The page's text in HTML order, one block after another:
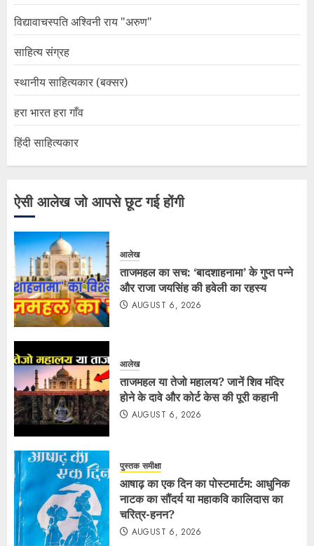
विद्यावाचस्पति अश्विनी राय "अरुण"
साहित्य संग्रह
स्थानीय साहित्यकार (बक्सर)
हरा भारत हरा गाँव
हिंदी साहित्यकार
ऐसी आलेख जो आपसे छूट गई होंगी
आलेख
ताजमहल का सच: ‘बादशाहनामा’ के गुप्त पन्ने
और राजा जयसिंह की हवेली का रहस्य
AUGUST 6, 2026
आलेख
ताजमहल या तेजो महालय? जानें शिव मंदिर
होने के दावे और कोर्ट केस की पूरी कहानी
AUGUST 6, 2026
पुस्तक समीक्षा
आषाढ़ का एक दिन का पोस्टमार्टम: आधुनिक
नाटक का सौंदर्य या महाकवि कालिदास का
चरित्र-हनन?
AUGUST 6, 2026